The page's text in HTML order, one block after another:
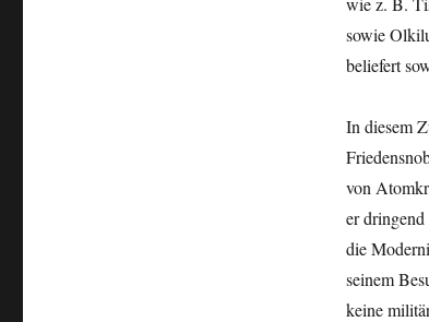
sowie
beliefert
In diesem
von
er
die
seinem
keine